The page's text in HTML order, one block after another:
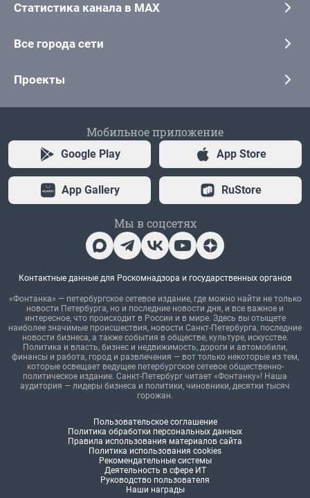
Статистика канала в MAX
Все города сети
Проекты
Мобильное приложение
Google Play App Store
App Gallery RuStore
Мы в соцсетях
Контактные данные для Роскомнадзора и государственных органов
«Фонтанка» — петербургское сетевое издание, где можно найти не только
новости Петербурга, но и последние новости дня, и все важное и
интересное, что происходит в России и в мире. Здесь вы отыщете
наиболее значимые происшествия, новости Санкт-Петербурга, последние
новости бизнеса, а также события в обществе, культуре, искусстве.
Политика и власть, бизнес и недвижимость, дороги и автомобили,
финансы и работа, город и развлечения — вот только некоторые из тем,
которые освещает ведущее петербургское сетевое общественно-
политическое издание. Санкт-Петербург читает «Фонтанку»! Наша
аудитория — лидеры бизнеса и политики, чиновники, десятки тысяч
горожан.
Пользовательское соглашение
Политика обработки персональных данных
Правила использования материалов сайта
Политика использования cookies
Рекомендательные системы
Деятельность в сфере ИТ
Руководство пользователя
Наши награды